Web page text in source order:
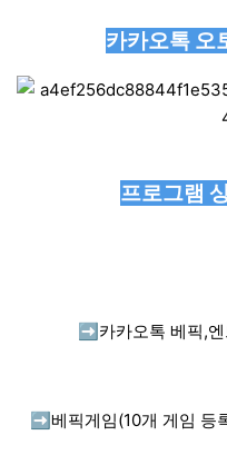
카카오톡 오
프로그램
➡️ 카카오톡 베픽,
➡️ 베픽게임(10개 게임 등